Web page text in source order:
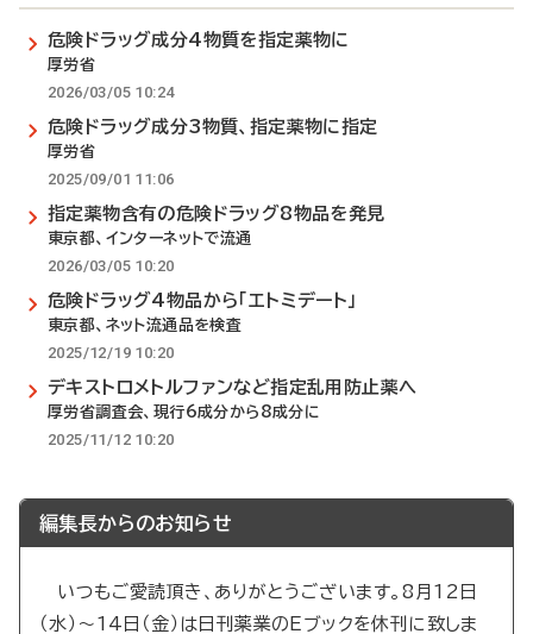
危険ドラッグ成分4物質を指定薬物に
厚労省
2026/03/05 10:24
危険ドラッグ成分3物質、指定薬物に指定
厚労省
2025/09/01 11:06
指定薬物含有の危険ドラッグ8物品を発見
東京都、インターネットで流通
2026/03/05 10:20
危険ドラッグ4物品から「エトミデート」
東京都、ネット流通品を検査
2025/12/19 10:20
デキストロメトルファンなど指定乱用防止薬へ
厚労省調査会、現行6成分から8成分に
2025/11/12 10:20
編集長からのお知らせ
いつもご愛読頂き、ありがとうございます。8月12日
（水）～14日（金）は日刊薬業のEブックを休刊に致しま